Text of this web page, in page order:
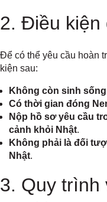
2. Điều kiện
Để có thể yêu cầu hoàn
kiện sau:
Không còn sinh
Có thời gian đóng
Nộp hồ sơ yêu cầu
cảnh khỏi Nhật.
Không phải là đối
Nhật.
3. Quy trình